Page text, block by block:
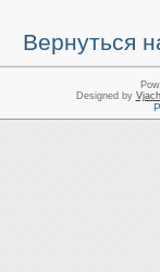
Вернуться
Designed by